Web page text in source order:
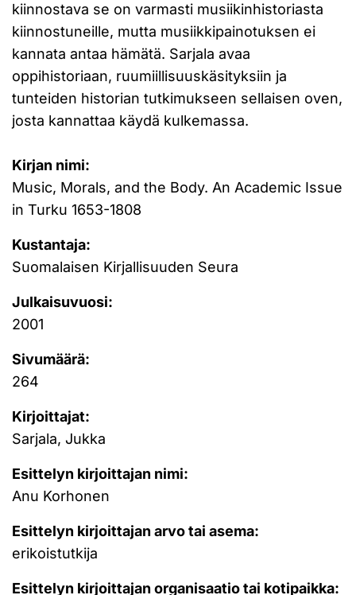
kiinnostava se on varmasti musiikinhistoriasta
kiinnostuneille, mutta musiikkipainotuksen ei
kannata antaa hämätä. Sarjala avaa
oppihistoriaan, ruumiillisuuskäsityksiin ja
tunteiden historian tutkimukseen sellaisen oven,
josta kannattaa käydä kulkemassa.
Kirjan nimi:
Music, Morals, and the Body. An Academic Issue
in Turku 1653-1808
Kustantaja:
Suomalaisen Kirjallisuuden Seura
Julkaisuvuosi:
2001
Sivumäärä:
264
Kirjoittajat:
Sarjala, Jukka
Esittelyn kirjoittajan nimi:
Anu Korhonen
Esittelyn kirjoittajan arvo tai asema:
erikoistutkija
Esittelyn kirjoittajan organisaatio tai kotipaikka: